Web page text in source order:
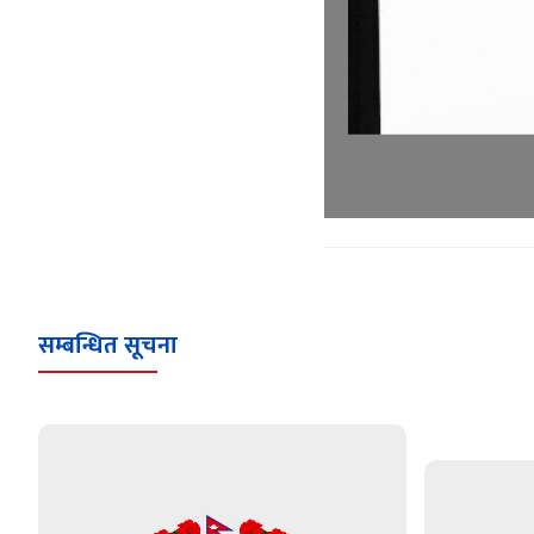
सम्बन्धित सूचना